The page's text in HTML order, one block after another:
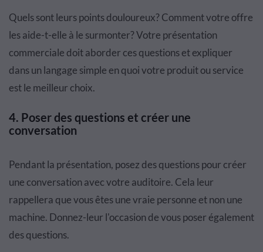
Quels sont leurs points douloureux? Comment votre offre
les aide-t-elle à le surmonter? Votre présentation
commerciale doit aborder ces questions et expliquer
dans un langage simple en quoi votre produit ou service
est le meilleur choix.
4. Poser des questions et créer une
conversation
Pendant la présentation, posez des questions pour créer
une conversation avec votre auditoire. Cela leur
rappellera que vous êtes une vraie personne et non une
machine. Donnez-leur l'occasion de vous poser également
des questions.